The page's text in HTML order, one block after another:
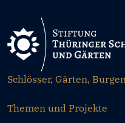
Schlösser, Gärten,
Themen und Projekte